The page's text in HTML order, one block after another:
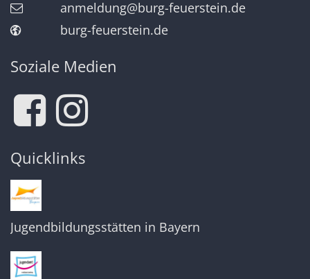
anmeldung@burg-feuerstein.de
burg-feuerstein.de
Soziale Medien
Quicklinks
Jugendbildungsstätten in Bayern